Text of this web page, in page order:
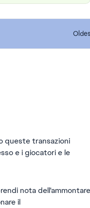
queste transazioni
e i giocatori e le
nota dell'ammontare
il